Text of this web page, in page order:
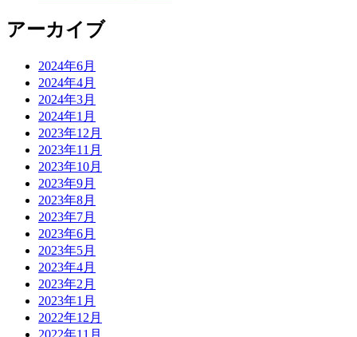
アーカイブ
2024年6月
2024年4月
2024年3月
2024年1月
2023年12月
2023年11月
2023年10月
2023年9月
2023年8月
2023年7月
2023年6月
2023年5月
2023年4月
2023年2月
2023年1月
2022年12月